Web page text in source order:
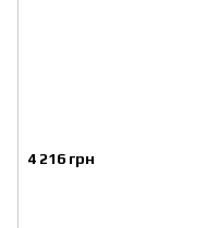
4 216 грн